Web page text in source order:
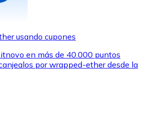
usando cupones
en más de 40.000 puntos
por wrapped-ether desde la